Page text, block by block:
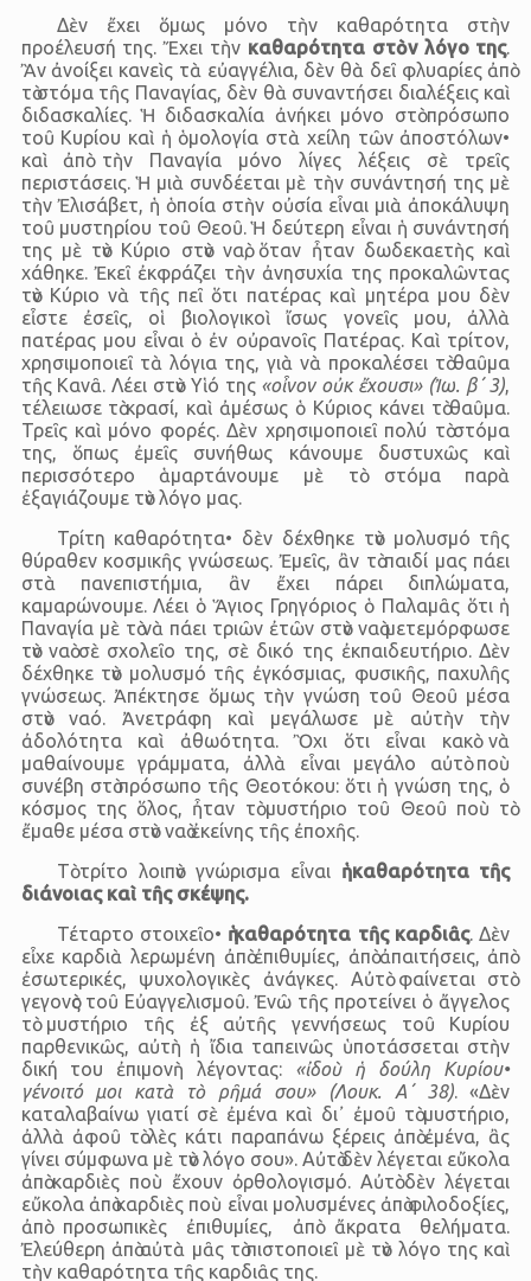
Δὲν ἔχει ὅμως μόνο τὴν καθαρότητα στὴν
προέλευσή της. Ἔχει τὴν καθαρότητα στὸν λόγο της.
Ἂν ἀνοίξει κανεὶς τὰ εὐαγγέλια, δὲν θὰ δεῖ φλυαρίες ἀπὸ
τὸ στόμα τῆς Παναγίας, δὲν θὰ συναντήσει διαλέξεις καὶ
διδασκαλίες. Ἡ διδασκαλία ἀνήκει μόνο στὸ πρόσωπο
τοῦ Κυρίου καὶ ἡ ὁμολογία στὰ χείλη τῶν ἀποστόλων•
καὶ ἀπὸ τὴν Παναγία μόνο λίγες λέξεις σὲ τρεῖς
περιστάσεις. Ἡ μιὰ συνδέεται μὲ τὴν συνάντησή της μὲ
τὴν Ἐλισάβετ, ἡ ὁποία στὴν οὐσία εἶναι μιὰ ἀποκάλυψη
τοῦ μυστηρίου τοῦ Θεοῦ. Ἡ δεύτερη εἶναι ἡ συνάντησή
της μὲ τὸν Κύριο στὸν ναὸ, ὅταν ἦταν δωδεκαετὴς καὶ
χάθηκε. Ἐκεῖ ἐκφράζει τὴν ἀνησυχία της προκαλῶντας
τὸν Κύριο νὰ τῆς πεῖ ὅτι πατέρας καὶ μητέρα μου δὲν
εἶστε ἐσεῖς, οἱ βιολογικοὶ ἴσως γονεῖς μου, ἀλλὰ
πατέρας μου εἶναι ὁ ἐν οὐρανοῖς Πατέρας. Καὶ τρίτον,
χρησιμοποιεῖ τὰ λόγια της, γιὰ νὰ προκαλέσει τὸ θαῦμα
τῆς Κανᾶ. Λέει στὸν Υἱό της «οἶνον οὐκ ἔχουσι» (Ἰω. β΄ 3),
τέλειωσε τὸ κρασί, καὶ ἀμέσως ὁ Κύριος κάνει τὸ θαῦμα.
Τρεῖς καὶ μόνο φορές. Δὲν χρησιμοποιεῖ πολύ τὸ στόμα
της, ὅπως ἐμεῖς συνήθως κάνουμε δυστυχῶς καὶ
περισσότερο ἁμαρτάνουμε μὲ τὸ στόμα παρὰ
ἐξαγιάζουμε τὸν λόγο μας.
Τρίτη καθαρότητα• δὲν δέχθηκε τὸν μολυσμό τῆς
θύραθεν κοσμικῆς γνώσεως. Ἐμεῖς, ἂν τὸ παιδί μας πάει
στὰ πανεπιστήμια, ἂν ἔχει πάρει διπλώματα,
καμαρώνουμε. Λέει ὁ Ἅγιος Γρηγόριος ὁ Παλαμᾶς ὅτι ἡ
Παναγία μὲ τὸ νὰ πάει τριῶν ἐτῶν στὸν ναὸ μετεμόρφωσε
τὸν ναὸ σὲ σχολεῖο της, σὲ δικό της ἐκπαιδευτήριο. Δὲν
δέχθηκε τὸν μολυσμό τῆς ἐγκόσμιας, φυσικῆς, παχυλῆς
γνώσεως. Ἀπέκτησε ὅμως τὴν γνώση τοῦ Θεοῦ μέσα
στὸν ναό. Ἀνετράφη καὶ μεγάλωσε μὲ αὐτὴν τὴν
ἀδολότητα καὶ ἀθωότητα. Ὂχι ὅτι εἶναι κακὸ νὰ
μαθαίνουμε γράμματα, ἀλλὰ εἶναι μεγάλο αὐτὸ ποὺ
συνέβη στὸ πρόσωπο τῆς Θεοτόκου: ὅτι ἡ γνώση της, ὁ
κόσμος της ὅλος, ἦταν τὸ μυστήριο τοῦ Θεοῦ ποὺ τὸ
ἔμαθε μέσα στὸν ναὸ ἐκείνης τῆς ἐποχῆς.
Τὸ τρίτο λοιπὸν γνώρισμα εἶναι ἡ καθαρότητα τῆς
διάνοιας καὶ τῆς σκέψης.
Τέταρτο στοιχεῖο• ἡ καθαρότητα τῆς καρδιᾶς. Δὲν
εἶχε καρδιὰ λερωμένη ἀπὸ ἐπιθυμίες, ἀπὸ ἀπαιτήσεις, ἀπὸ
ἐσωτερικές, ψυχολογικὲς ἀνάγκες. Αὐτὸ φαίνεται στὸ
γεγονὸς τοῦ Εὐαγγελισμοῦ. Ἐνῶ τῆς προτείνει ὁ ἄγγελος
τὸ μυστήριο τῆς ἐξ αὐτῆς γεννήσεως τοῦ Κυρίου
παρθενικῶς, αὐτὴ ἡ ἴδια ταπεινῶς ὑποτάσσεται στὴν
δική του ἐπιμονὴ λέγοντας: «ἰδοὺ ἡ δούλη Κυρίου•
γένοιτό μοι κατὰ τὸ ρῆμά σου» (Λουκ. Α΄ 38). «Δὲν
καταλαβαίνω γιατί σὲ ἐμένα καὶ δι᾿ ἐμοῦ τὸ μυστήριο,
ἀλλὰ ἀφοῦ τὸ λὲς κάτι παραπάνω ξέρεις ἀπὸ ἐμένα, ἂς
γίνει σύμφωνα μὲ τὸν λόγο σου». Αὐτὸ δὲν λέγεται εὔκολα
ἀπὸ καρδιὲς ποὺ ἔχουν ὀρθολογισμό. Αὐτὸ δὲν λέγεται
εὔκολα ἀπὸ καρδιὲς ποὺ εἶναι μολυσμένες ἀπὸ φιλοδοξίες,
ἀπὸ προσωπικὲς ἐπιθυμίες, ἀπὸ ἄκρατα θελήματα.
Ἐλεύθερη ἀπὸ αὐτὰ μᾶς τὸ πιστοποιεῖ μὲ τὸν λόγο της καὶ
τὴν καθαρότητα τῆς καρδιᾶς της.